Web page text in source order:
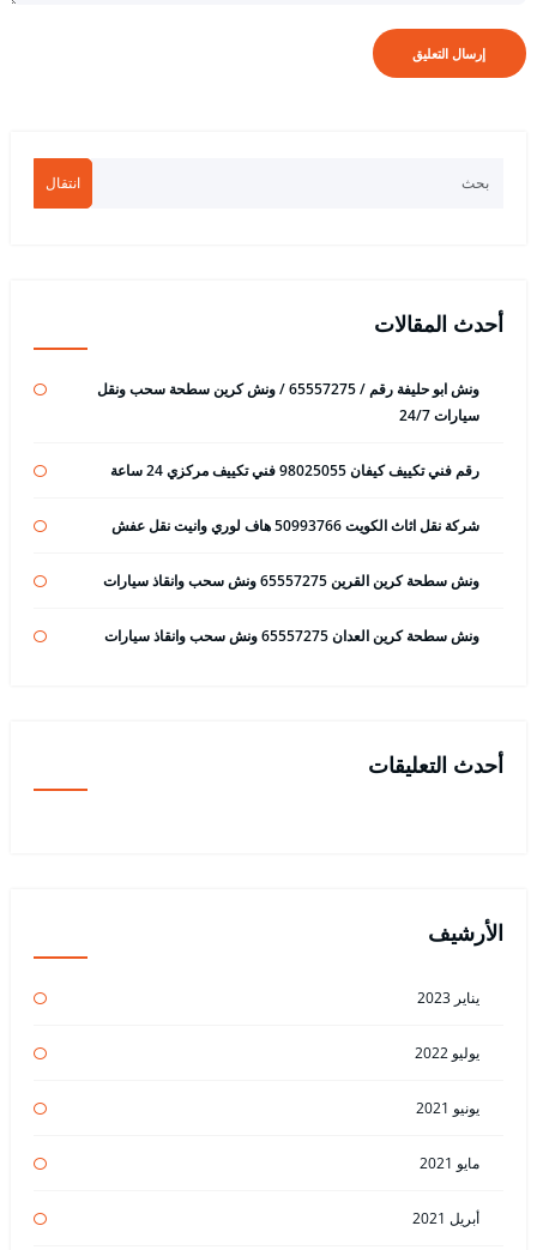
انتقال
أحدث المقالات
ونش ابو حليفة رقم / 65557275 / ونش كرين سطحة سحب ونقل
سيارات 24/7
رقم فني تكييف كيفان 98025055 فني تكييف مركزي 24 ساعة
شركة نقل اثاث الكويت 50993766 هاف لوري وانيت نقل عفش
ونش سطحة كرين القرين 65557275 ونش سحب وانقاذ سيارات
ونش سطحة كرين العدان 65557275 ونش سحب وانقاذ سيارات
أحدث التعليقات
الأرشيف
يناير 2023
يوليو 2022
يونيو 2021
مايو 2021
أبريل 2021